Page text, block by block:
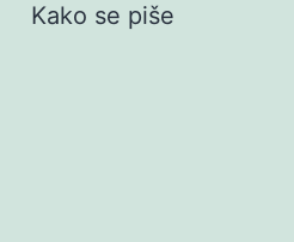
Kako se piše